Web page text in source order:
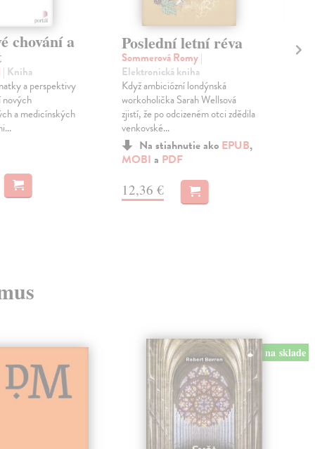
chování a
| Kniha
a perspektivy
a medicínských
Poslední letní réva
Sommerová Romy|
Elektronická kniha
Když ambiciózní londýnská
workoholička Sarah Wellsová
zjistí, že po odcizeném otci zdědila
venkovské...
Na stiahnutie ako EPUB,
MOBI a PDF
12,36 €
na sklade